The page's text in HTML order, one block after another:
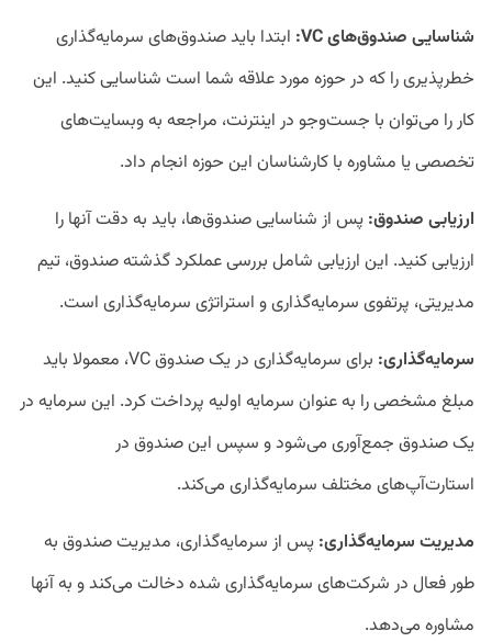
شناسایی صندوق‌های VC:
ابتدا باید صندوق‌های سرمایه‌گذاری
خطرپذیری را که در حوزه‌ مورد علاقه شما است شناسایی کنید. این
کار را می‌توان با جست‌وجو در اینترنت، مراجعه به وبسایت‌های
تخصصی یا مشاوره با کارشناسان این حوزه انجام داد.
ارزیابی صندوق: پس از شناسایی صندوق‌ها، باید به دقت آنها را
ارزیابی کنید. این ارزیابی شامل بررسی عملکرد گذشته صندوق، تیم
مدیریتی، پرتفوی سرمایه‌گذاری و استراتژی سرمایه‌گذاری است.
سرمایه‌گذاری:
برای سرمایه‌گذاری در یک صندوق VC، معمولا باید
مبلغ مشخصی را به عنوان سرمایه اولیه پرداخت کرد. این سرمایه در
یک صندوق جمع‌آوری می‌شود و سپس این صندوق در
استارت‌آپ‌های مختلف سرمایه‌گذاری می‌کند.
مدیریت سرمایه‌گذاری: پس از سرمایه‌گذاری، مدیریت صندوق به
طور فعال در شرکت‌های سرمایه‌گذاری شده دخالت می‌کند و به آنها
مشاوره می‌دهد.